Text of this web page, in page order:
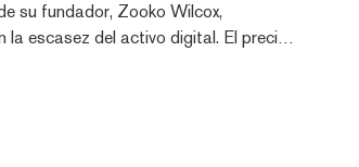
su fundador, Zooko Wilcox,
escasez del activo digital. El precio
la semana pasada luego de que